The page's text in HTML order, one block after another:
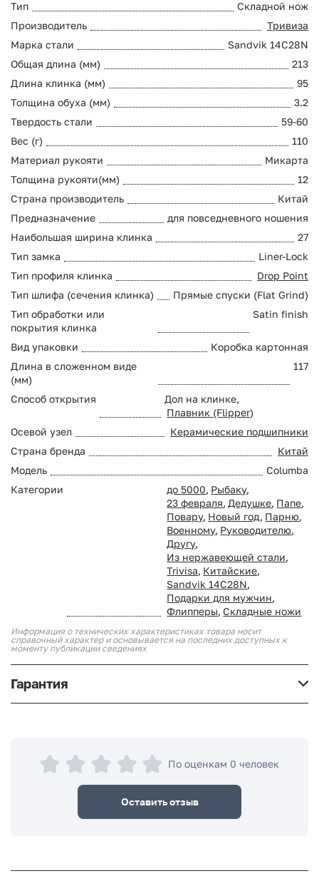
Тип
Складной нож
Производитель
Тривиза
Марка стали
Sandvik 14C28N
Общая длина (мм)
213
Длина клинка (мм)
95
Толщина обуха (мм)
3.2
Твердость стали
59-60
Вес (г)
110
Материал рукояти
Микарта
Толщина рукояти(мм)
12
Страна производитель
Китай
Предназначение
для повседневного ношения
Наибольшая ширина клинка
27
Тип замка
Liner-Lock
Тип профиля клинка
Drop Point
Тип шлифа (сечения клинка)
Прямые спуски (Flat Grind)
Тип обработки или
покрытия клинка
Satin finish
Вид упаковки
Коробка картонная
Длина в сложенном виде
(мм)
117
Способ открытия
Дол на клинке,
Плавник (Flipper)
Осевой узел
Керамические подшипники
Страна бренда
Китай
Модель
Columba
Категории
до 5000, Рыбаку,
23 февраля, Дедушке, Папе,
Повару, Новый год, Парню,
Военному, Руководителю,
Другу,
Из нержавеющей стали,
Trivisa, Китайские,
Sandvik 14C28N,
Подарки для мужчин,
Флипперы, Складные ножи
Информация о технических характеристиках товара носит
справочный характер и основывается на последних доступных к
моменту публикации сведениях
Гарантия
По оценкам 0 человек
Оставить отзыв